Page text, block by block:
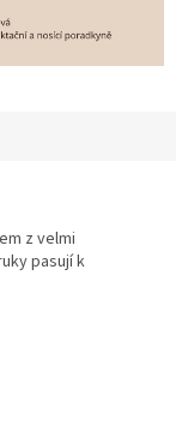
z velmi
pasují k